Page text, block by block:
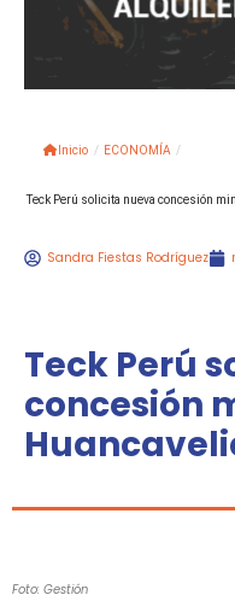
Inicio / ECONOMÍA /
Teck Perú solicita nueva concesión
Sandra Fiestas Rodríguez
Teck Perú
concesión
Foto: Gestión